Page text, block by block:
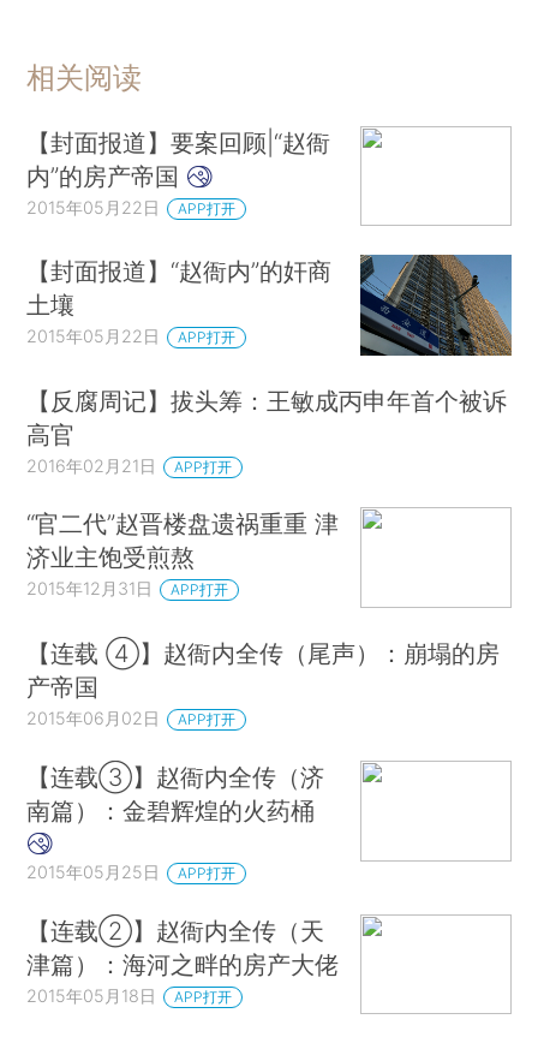
相关阅读
【封面报道】要案回顾|“赵衙
内”的房产帝国
2015年05月22日 APP打开
【封面报道】“赵衙内”的奸商
土壤
2015年05月22日 APP打开
【反腐周记】拔头筹：王敏成丙申年首个被诉
高官
2016年02月21日 APP打开
“官二代”赵晋楼盘遗祸重重 津
济业主饱受煎熬
2015年12月31日 APP打开
【连载 ④】赵衙内全传（尾声）：崩塌的房
产帝国
2015年06月02日 APP打开
【连载③】赵衙内全传（济
南篇）：金碧辉煌的火药桶
2015年05月25日 APP打开
【连载②】赵衙内全传（天
津篇）：海河之畔的房产大佬
2015年05月18日 APP打开